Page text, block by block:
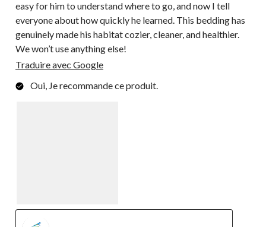
easy for him to understand where to go, and now I tell
everyone about how quickly he learned. This bedding has
genuinely made his habitat cozier, cleaner, and healthier.
We won’t use anything else!
Traduire avec Google
Oui, Je recommande ce produit.